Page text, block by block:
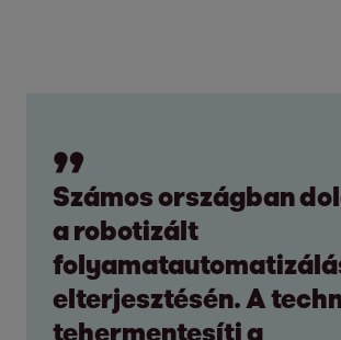
Számos országban
a robotizált
elterjesztésén. A
tehermentesíti a